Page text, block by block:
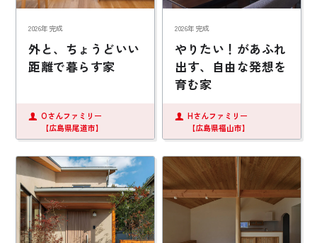
2026年完成
外と、ちょうどいい
距離で暮らす家
Oさんファミリー
【広島県尾道市】
2026年完成
やりたい！があふれ
出す、自由な発想を
育む家
Hさんファミリー
【広島県福山市】